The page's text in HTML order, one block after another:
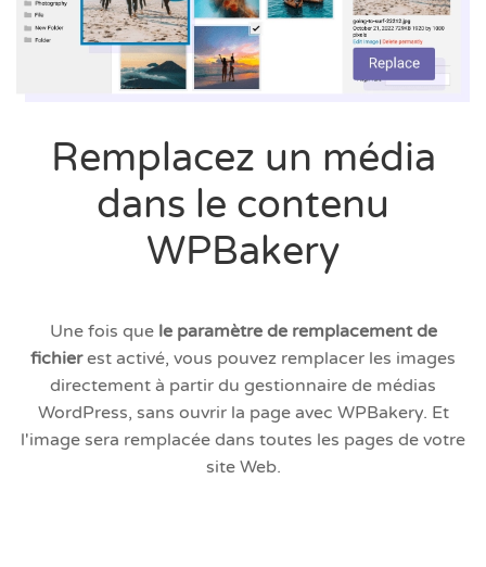
Remplacez un média
dans le contenu
WPBakery
Une fois quele paramètre de remplacement de
fichierest activé, vous pouvez remplacer les images
directement à partir du gestionnaire de médias
WordPress, sans ouvrir la page avec WPBakery. Et
l'image sera remplacée dans toutes les pages de votre
site Web.